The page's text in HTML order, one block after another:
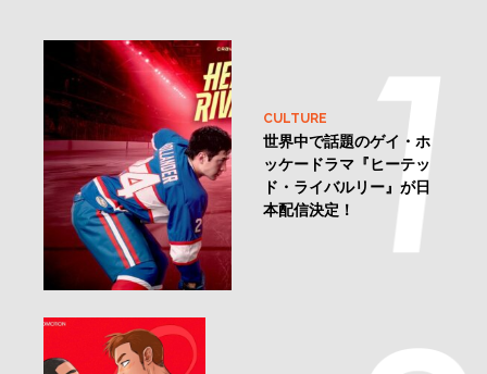
CULTURE
世界中で話題のゲイ・ホ
ッケードラマ『ヒーテッ
ド・ライバルリー』が日
本配信決定！